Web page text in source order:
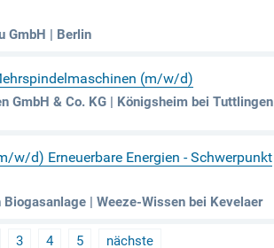
GmbH | Berlin
(m/w/d)
GmbH & Co. KG | Königsheim bei Tuttlingen
w/d) Erneuerbare Energien - Schwerpunkt
| Weeze-Wissen bei Kevelaer
3 4 5 nächste